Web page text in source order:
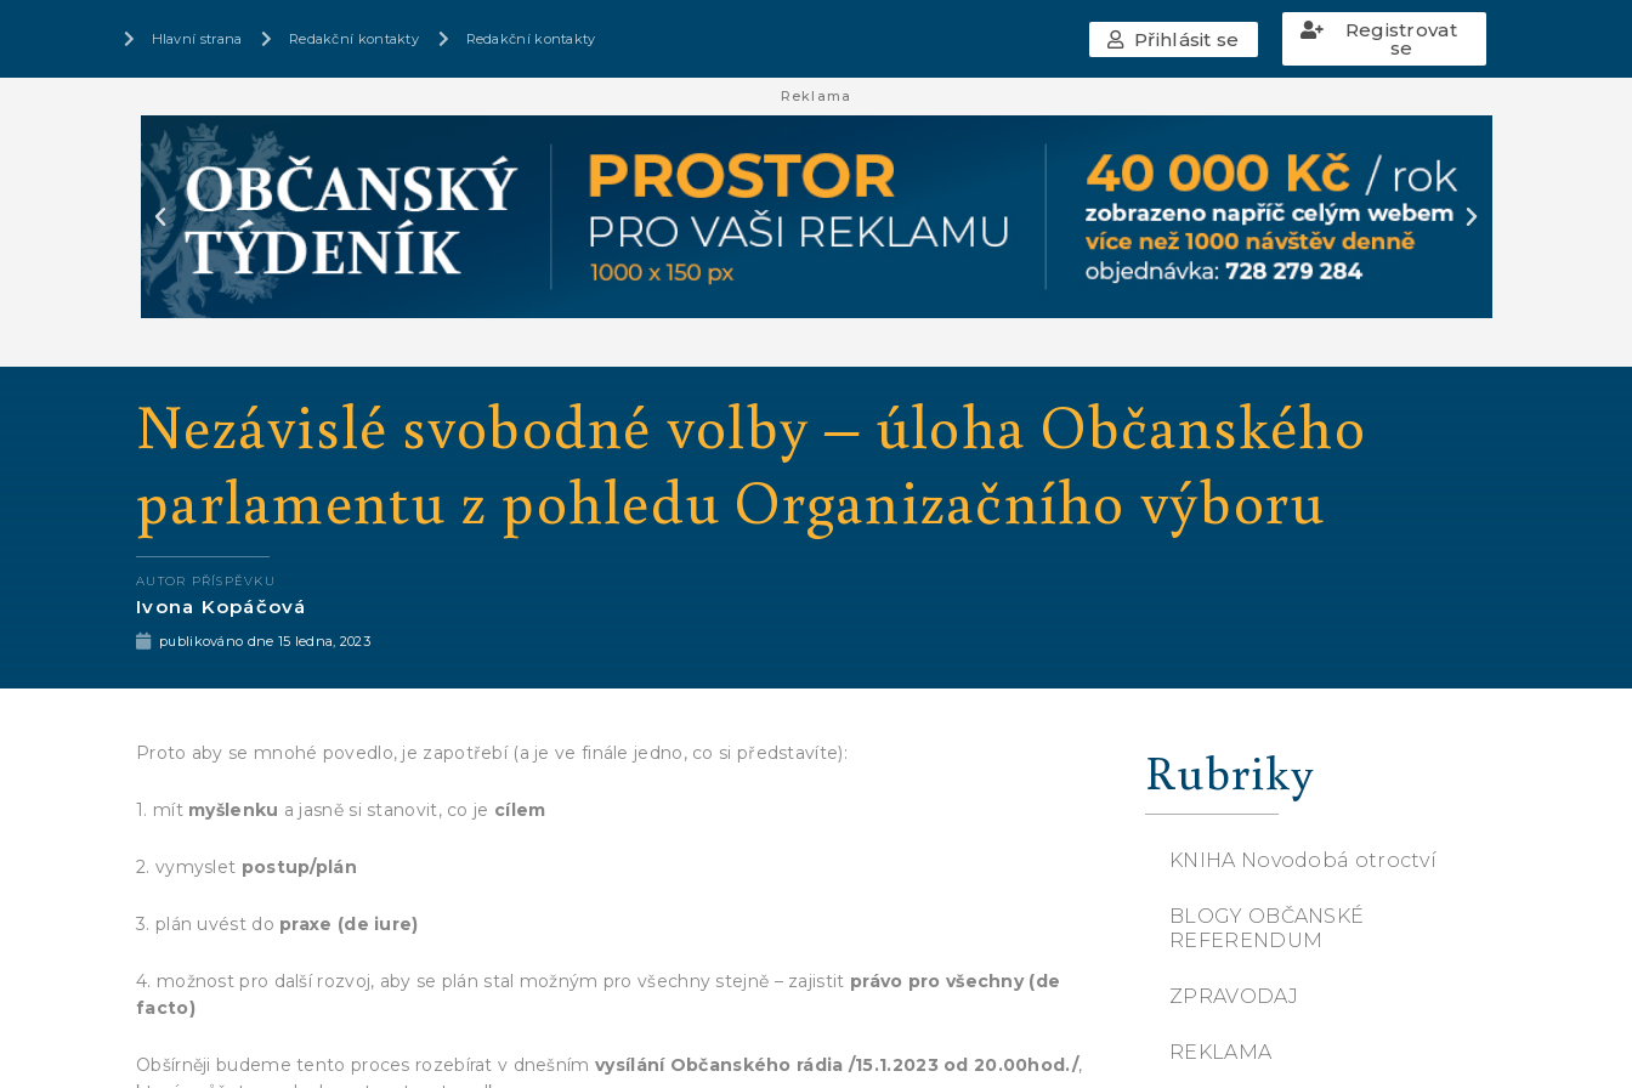
Hlavní strana Redakční kontakty Redakční kontakty Přihlásit se Registrovat
se
Reklama
Nezávislé svobodné volby – úloha Občanského
parlamentu z pohledu Organizačního výboru
AUTOR PŘÍSPĚVKU
Ivona Kopáčová
publikováno dne 15 ledna, 2023
Proto aby se mnohé povedlo, je zapotřebí (a je ve finále jedno, co si představíte):
1. mít myšlenku a jasně si stanovit, co je cílem
2. vymyslet postup/plán
3. plán uvést do praxe (de iure)
4. možnost pro další rozvoj, aby se plán stal možným pro všechny stejně – zajistit právo pro všechny (de
facto)
Obšírněji budeme tento proces rozebírat v dnešním vysílání Občanského rádia /15.1.2023 od 20.00hod./,
Rubriky
KNIHA Novodobá otroctví
BLOGY OBČANSKÉ
REFERENDUM
ZPRAVODAJ
REKLAMA